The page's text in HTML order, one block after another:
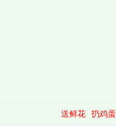
送鲜花 扔鸡蛋